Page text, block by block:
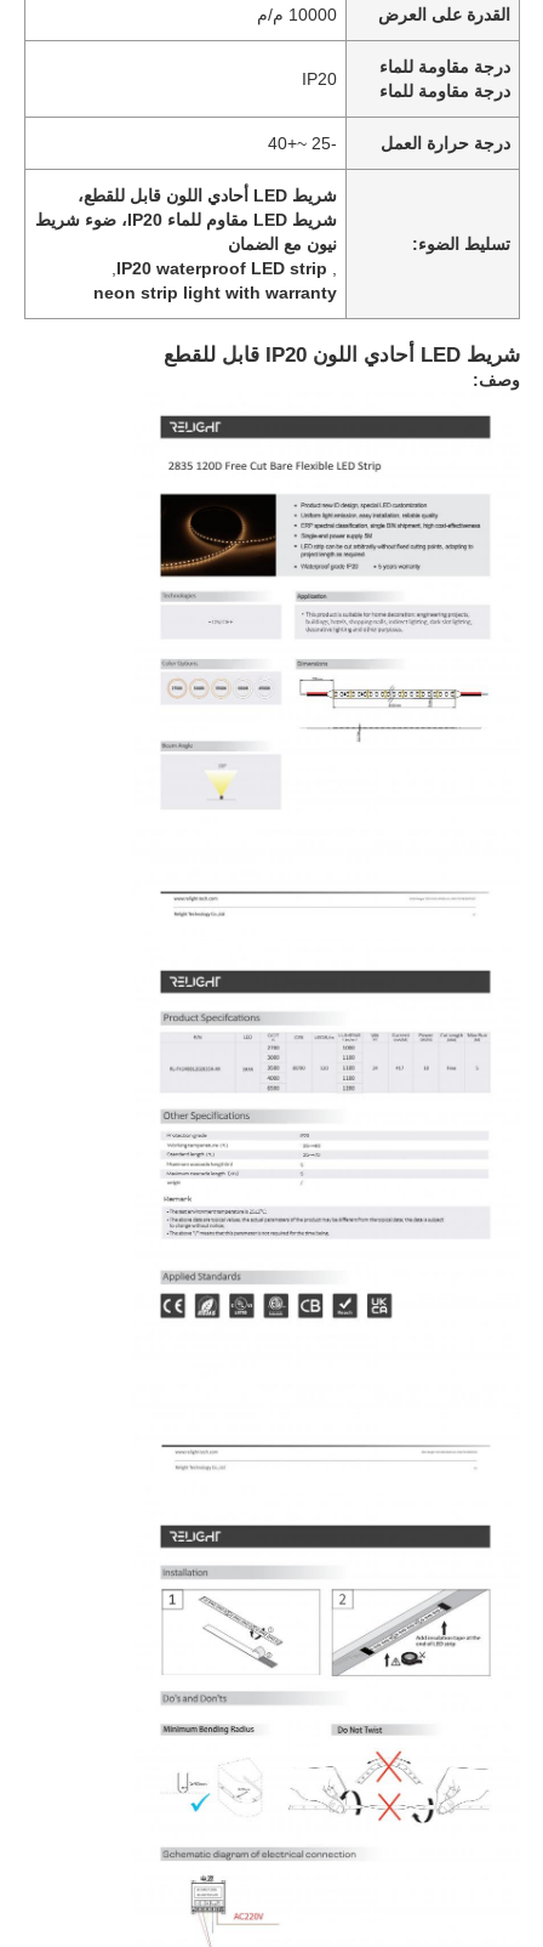
جولة في المعمل
ضبط الجودة
اتصل بنا
جميع القضايا
القدرة على العرض 10000 م/م
درجة مقاومة للماء
درجة مقاومة للماء
IP20
درجة حرارة العمل -25 ~+40
تسليط الضوء:
شريط LED أحادي اللون قابل للقطع،
شريط LED مقاوم للماء IP20، ضوء شريط
نيون مع الضمان
IP20 waterproof LED strip
neon strip light with warranty
شريط LED أحادي اللون IP20 قابل للقطع
وصف: